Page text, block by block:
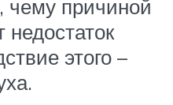
чему причиной
этого –